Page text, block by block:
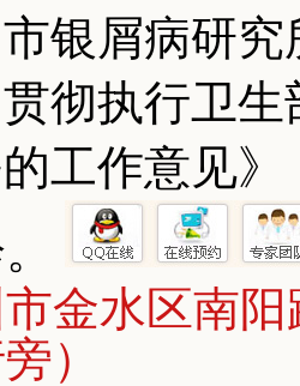
银屑病研
彻执行卫
工作意见
金水区南
）